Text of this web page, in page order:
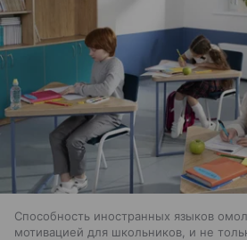
Способность иностранных языков
мотивацией для школьников, и не